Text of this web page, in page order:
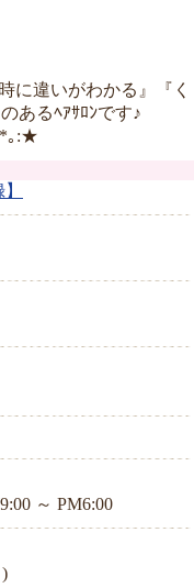
に違いがわかる』『く
あるﾍｱｻﾛﾝです♪
｡:★
～ PM6:00